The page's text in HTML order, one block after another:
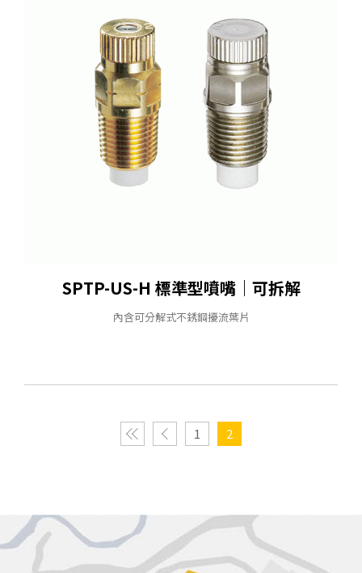
SPTP-US-H 標準型噴嘴｜可拆解
內含可分解式不銹鋼擾流葉片
1 2